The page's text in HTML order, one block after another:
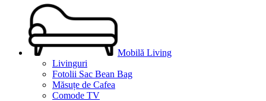
Mobilă Living
Livinguri
Fotolii Sac Bean Bag
Măsuțe de Cafea
Comode TV